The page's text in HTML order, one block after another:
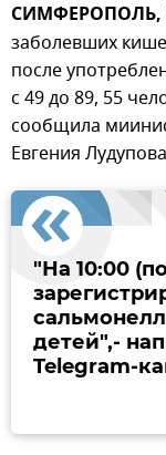
СИМФЕРОПОЛЬ,
заболевших
после
с 49 до 89, 55
сообщила
Евгения
"На 10:00
детей",-
Telegram-